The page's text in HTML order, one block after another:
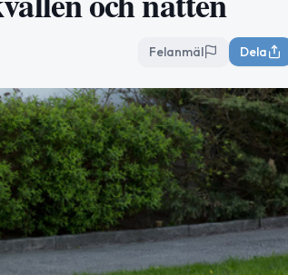
Felanmäl Dela